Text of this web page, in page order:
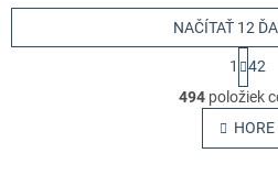
O
v
l
á
NAČÍTAŤ 12
S
t
r
á
n
k
1
42
494položiek
HORE